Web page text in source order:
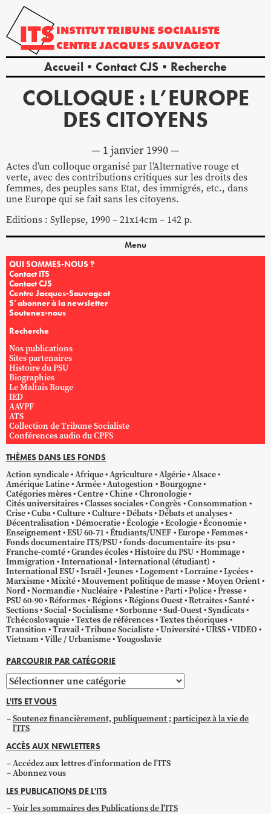
INSTITUTTRIBUNE SOCIALISTE
CENTREJACQUES SAUVAGEOT
Accueil Contact CJS Recherche
COLLOQUE : L’EUROPE
DES CITOYENS
1 janvier 1990
Actes d’un colloque organisé par l’Alternative rouge et
verte, avec des contributions critiques sur les droits des
femmes, des peuples sans Etat, des immigrés, etc., dans
une Europe qui se fait sans les citoyens.
Editions : Syllepse, 1990 – 21x14cm – 142 p.
Menu
QUI SOMMES-NOUS ?
Contact ITS
Contact CJS
Centre Jacques-Sauvageot
S’abonner à la newsletter
Soutenez-nous
Recherche
Nos publications
Sites partenaires
Histoire du PSU
Biographies
Le Maltais Rouge
IED
AAVPF
ATS
Collection de Tribune Socialiste
Conférences audio du CPFS
THÈMES DANS LES FONDS
Action syndicale Afrique Agriculture Algérie Alsace
Amérique Latine Armée Autogestion
Bourgogne
Catégories mères Centre Chine Chronologie
Cités universitaires Classes sociales Congrès Consommation
Crise Cuba Culture Culture Débats Débats et analyses
Décentralisation Démocratie Écologie Ecologie Économie
Enseignement ESU 60-71 Étudiants/UNEF Europe Femmes
Fonds documentaire ITS/PSU fonds-documentaire-its-psu
Franche-comté Grandes écoles Histoire du PSU Hommage
Immigration International International (étudiant)
International ESU Israël Jeunes Logement Lorraine Lycées
Marxisme Mixité Mouvement politique de masse Moyen Orient
Nord Normandie Nucléaire Palestine Parti Police Presse
PSU 60-90 Réformes Régions Régions Ouest Retraites Santé
Sections Social Socialisme Sorbonne Sud-Ouest Syndicats
Tchécoslovaquie Textes de références Textes théoriques
Transition Travail Tribune Socialiste Université URSS VIDEO
Vietnam Ville / Urbanisme Yougoslavie
PARCOURIR PAR CATÉGORIE
Parcourir
par
catégorie
L'ITS ET VOUS
Soutenez financièrement, publiquement ; participez à la vie de
l'ITS
ACCÈS AUX NEWLETTERS
Accédez aux lettres d'information de l'ITS
Abonnez vous
LES PUBLICATIONS DE L'ITS
Voir les sommaires des Publications de l'ITS